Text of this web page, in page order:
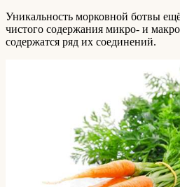
Уникальность морковной ботвы
чистого содержания микро- и
содержатся ряд их соединений.